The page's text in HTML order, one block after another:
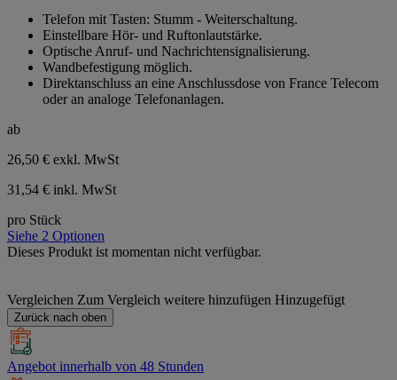
Sternen.
Telefon mit Tasten: Stumm - Weiterschaltung.
Einstellbare Hör- und Ruftonlautstärke.
Optische Anruf- und Nachrichtensignalisierung.
Wandbefestigung möglich.
Direktanschluss an eine Anschlussdose von France Telecom
oder an analoge Telefonanlagen.
ab
26,50 € exkl. MwSt
31,54 € inkl. MwSt
pro Stück
Siehe 2 Optionen
Dieses Produkt ist momentan nicht verfügbar.
Vergleichen Zum Vergleich weitere hinzufügen Hinzugefügt
Zurück nach oben
Angebot innerhalb von 48 Stunden